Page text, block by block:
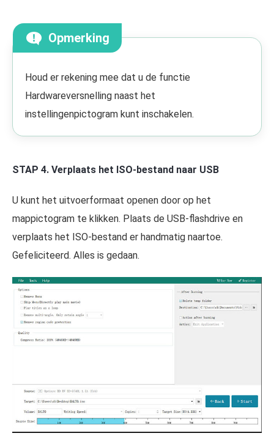
Opmerking
Houd er rekening mee dat u de functie
Hardwareversnelling naast het
instellingenpictogram kunt inschakelen.
STAP 4. Verplaats het ISO-bestand naar USB
U kunt het uitvoerformaat openen door op het
mappictogram te klikken. Plaats de USB-flashdrive en
verplaats het ISO-bestand er handmatig naartoe.
Gefeliciteerd. Alles is gedaan.